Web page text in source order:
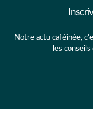
Notre actu caféinée,
les